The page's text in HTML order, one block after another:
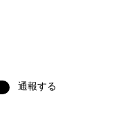
通報する